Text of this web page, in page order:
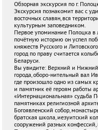
Обзорная экскурсия по г.
Экскурсия познакомит вас с
восточных славян, вся
культурным заповедником.
Первое упоминание Полоцка в
почётную историю он успел
княжеств Русского и
город по праву считается
Беларуси.
Вы увидите: Верхний и Нижний
города, оборо-нительный вал
где произошло одно из самых
и памятник её героям работы
«Интернациональная» судьба
памятниках религиозной
Богоявленский собор,
братская школа, иезуитский
сооружений разных